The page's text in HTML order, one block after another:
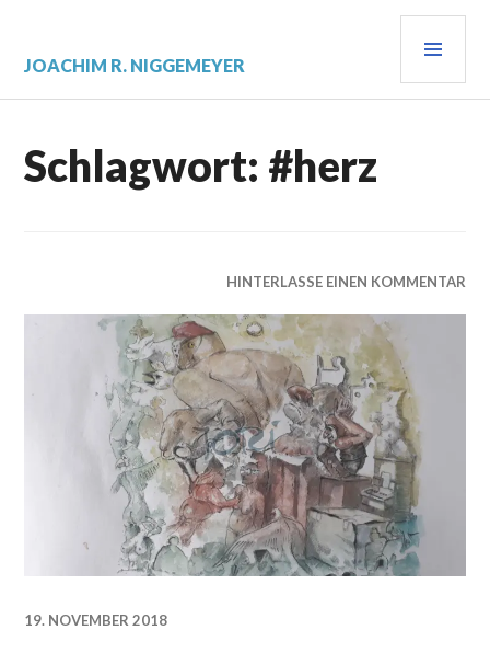
springen
JOACHIM R. NIGGEMEYER
Schlagwort: #herz
HINTERLASSE EINEN KOMMENTAR
19. NOVEMBER 2018